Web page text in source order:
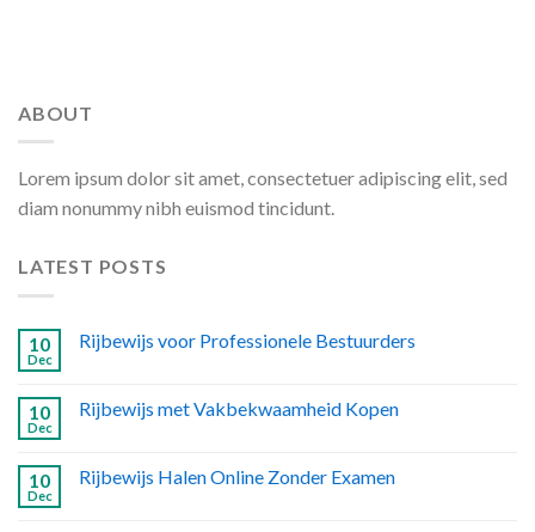
ABOUT
Lorem ipsum dolor sit amet, consectetuer adipiscing elit, sed
diam nonummy nibh euismod tincidunt.
LATEST POSTS
10
Dec
Rijbewijs voor Professionele Bestuurders
10
Dec
Rijbewijs met Vakbekwaamheid Kopen
10
Dec
Rijbewijs Halen Online Zonder Examen